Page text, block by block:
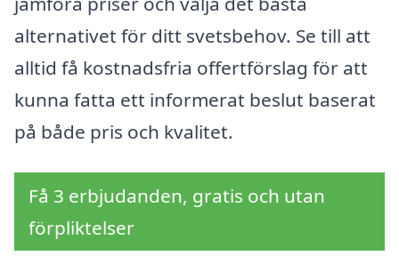
alternativet för ditt svetsbehov. Se till att
alltid få kostnadsfria offertförslag för att
kunna fatta ett informerat beslut baserat
på både pris och kvalitet.
Få 3 erbjudanden, gratis och utan
förpliktelser